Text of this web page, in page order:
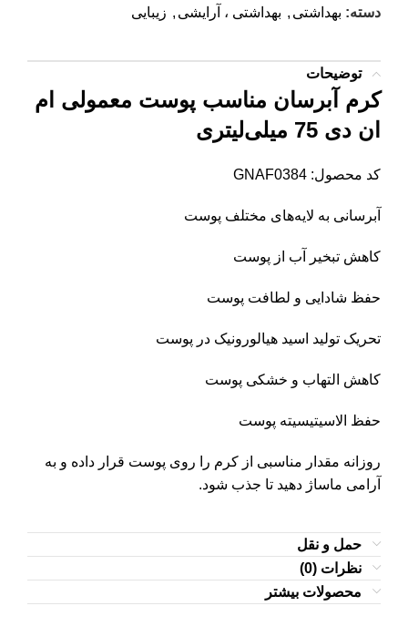
دسته: بهداشتی , بهداشتی ، آرایشی , زیبایی
توضیحات
کرم آبرسان مناسب پوست معمولی ام
ان دی 75 میلی‌لیتری
کد محصول: GNAF0384
آبرسانی به لایه‌های مختلف پوست
کاهش تبخیر آب از پوست
حفظ شادایی و لطافت پوست
تحریک تولید اسید هیالورونیک در پوست
کاهش التهاب و خشکی پوست
حفظ الاسیتیسیته پوست
روزانه مقدار مناسبی از کرم را روی پوست قرار داده و به
آرامی ماساژ دهید تا جذب شود.
حمل و نقل
نظرات (0)
محصولات بیشتر